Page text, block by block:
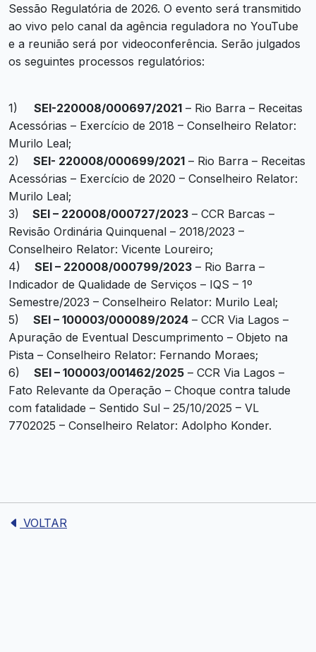
Sessão Regulatória de 2026. O evento será transmitido
ao vivo pelo canal da agência reguladora no YouTube
e a reunião será por videoconferência. Serão julgados
os seguintes processos regulatórios:
1) SEI-220008/000697/2021 – Rio Barra – Receitas
Acessórias – Exercício de 2018 – Conselheiro Relator:
Murilo Leal;
2) SEI- 220008/000699/2021 – Rio Barra – Receitas
Acessórias – Exercício de 2020 – Conselheiro Relator:
Murilo Leal;
3)
SEI – 220008/000727/2023 – CCR Barcas –
Revisão Ordinária Quinquenal – 2018/2023 –
Conselheiro Relator: Vicente Loureiro;
4) SEI – 220008/000799/2023 – Rio Barra –
Indicador de Qualidade de Serviços – IQS – 1º
Semestre/2023 – Conselheiro Relator: Murilo Leal;
5) SEI – 100003/000089/2024 – CCR Via Lagos –
Apuração de Eventual Descumprimento – Objeto na
Pista – Conselheiro Relator: Fernando Moraes;
6) SEI – 100003/001462/2025 – CCR Via Lagos –
Fato Relevante da Operação – Choque contra talude
com fatalidade – Sentido Sul – 25/10/2025 – VL
7702025 – Conselheiro Relator: Adolpho Konder.
VOLTAR